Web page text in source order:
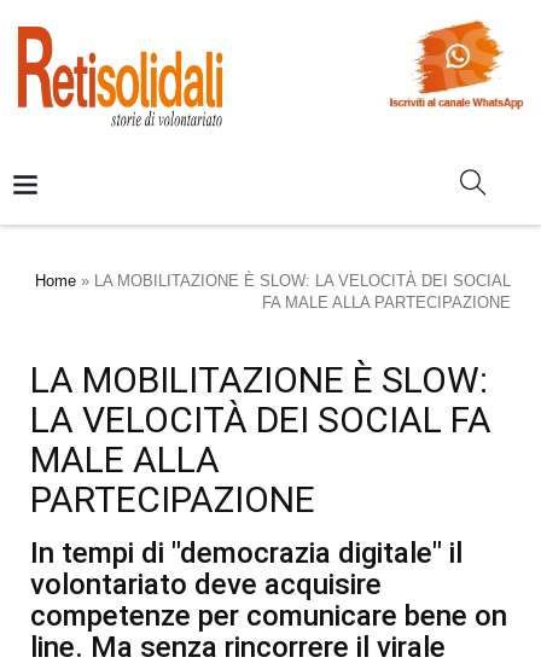
Home » LA MOBILITAZIONE È SLOW: LA VELOCITÀ DEI SOCIAL
FA MALE ALLA PARTECIPAZIONE
LA MOBILITAZIONE È SLOW:
LA VELOCITÀ DEI SOCIAL FA
MALE ALLA
PARTECIPAZIONE
In tempi di "democrazia digitale" il
volontariato deve acquisire
competenze per comunicare bene on
line. Ma senza rincorrere il virale